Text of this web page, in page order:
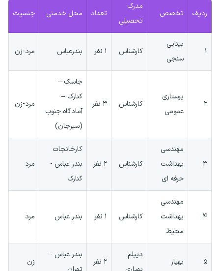
ردیف تخصص
مدرک
تحصیلی
تعداد محل خدمتی جنسیت
۱
بینایی
سنجی
کارشناس ۱ نفر بندرعباس مرد-زن
۲
پرستاری
عمومی
کارشناس ۳ نفر
جاسک –
کنارک –
آمادگاه جنوب
(سیرجان)
مرد-زن
۳
مهندسی
بهداشت
حرفه ای
کارشناس ۲ نفر
کارخانجات
بندر عباس -
کنارک
مرد
۴
مهندسی
بهداشت
محیط
کارشناس ۱ نفر بندر عباس مرد
۵ بهیار
دیپلم
۲ نفر
بندر عباس -
زن